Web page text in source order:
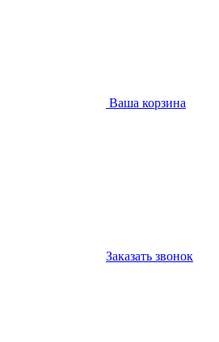
Ваша корзина
Заказать звонок